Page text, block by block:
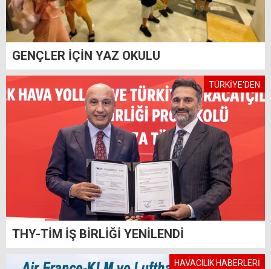
GENÇLER İÇİN YAZ OKULU
TÜRKİYE'DEN
THY-TİM İŞ BİRLİĞİ YENİLENDİ
HAVACILIK HABERLERİ